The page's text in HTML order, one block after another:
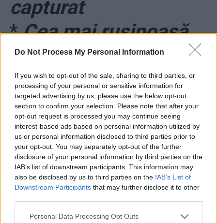
Do Not Process My Personal Information
If you wish to opt-out of the sale, sharing to third parties, or
processing of your personal or sensitive information for
targeted advertising by us, please use the below opt-out
section to confirm your selection. Please note that after your
opt-out request is processed you may continue seeing
interest-based ads based on personal information utilized by
us or personal information disclosed to third parties prior to
your opt-out. You may separately opt-out of the further
disclosure of your personal information by third parties on the
IAB’s list of downstream participants. This information may
also be disclosed by us to third parties on the IAB’s List of
Downstream Participants that may further disclose it to other
Personal Data Processing Opt Outs
capturat
*Cea mai rușinoasă
calificare din istoria
FCSB. A primit două
goluri cu doi jucători
în plus și alte două cu
un jucător în plus!